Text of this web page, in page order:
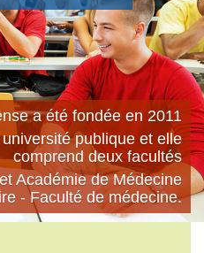
a été fondée en 2011
publique et elle
comprend deux facultés
Académie de Médecine
- Faculté de médecine.